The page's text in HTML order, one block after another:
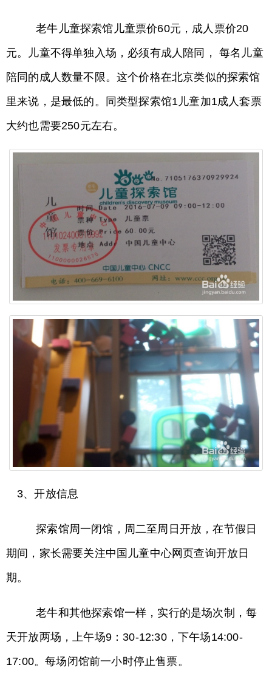
老牛儿童探索馆儿童票价60元，成人票价20
元。儿童不得单独入场，必须有成人陪同， 每名儿童
陪同的成人数量不限。这个价格在北京类似的探索馆
里来说，是最低的。同类型探索馆1儿童加1成人套票
大约也需要250元左右。
3、开放信息
探索馆周一闭馆，周二至周日开放，在节假日
期间，家长需要关注中国儿童中心网页查询开放日
期。
老牛和其他探索馆一样，实行的是场次制，每
天开放两场，上午场9：30-12:30，下午场14:00-
17:00。每场闭馆前一小时停止售票。